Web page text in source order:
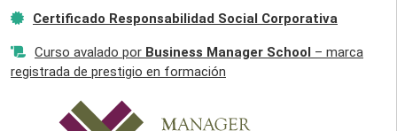
Certificado Responsabilidad Social Corporativa
Curso avalado por Business Manager School – marca
registrada de prestigio en formación